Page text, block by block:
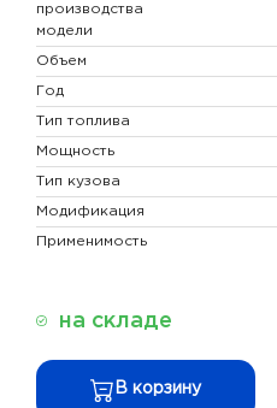
производства
модели
Объем
Год
Тип топлива
Мощность
Тип кузова
Модификация
Применимость
на складе
В корзину